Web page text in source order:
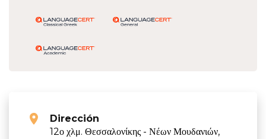
Dirección
12ο χλμ. Θεσσαλονίκης - Νέων Μουδανιών,